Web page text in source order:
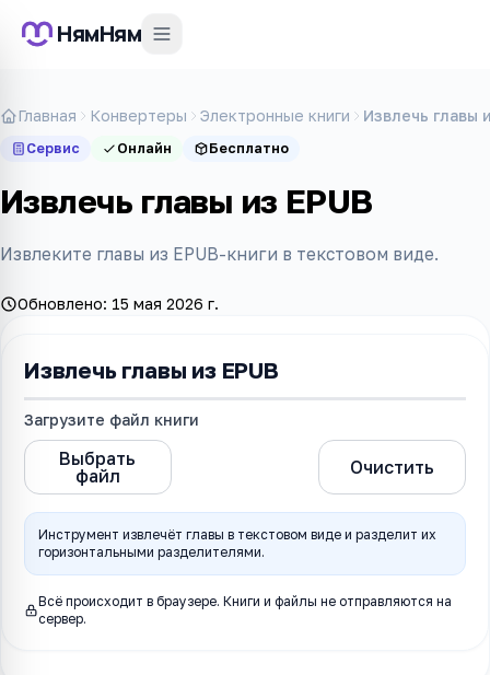
НямНям
Главная Конвертеры Электронные книги Извлечь главы
Сервис Онлайн Бесплатно
Извлечь главы из EPUB
Извлеките главы из EPUB-книги в текстовом виде.
Обновлено: 15 мая 2026 г.
Извлечь главы из EPUB
Загрузите файл книги
Выбрать
файл
Очистить
Инструмент извлечёт главы в текстовом виде и разделит их
горизонтальными разделителями.
Всё происходит в браузере. Книги и файлы не отправляются на
сервер.